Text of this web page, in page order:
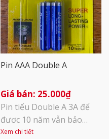
Pin AAA Double A
25.000₫
Pin tiểu Double A 3A để
được 10 năm vẫn bảo
toàn năng lượng Năng
Xem chi tiết